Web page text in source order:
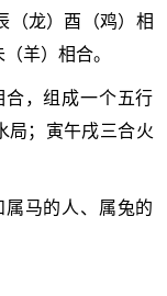
（龙）酉（鸡）相
羊）相合。
，组成一个五行
局；寅午戌三合火
马的人、属兔的